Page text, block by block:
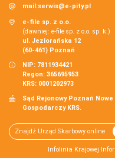
mail:serwis@e-pity.pl
e-file sp. z o.o.
(dawniej: e-file sp. z o.o. sp. k.)
ul. Jeziorańska 12
(60-461) Poznań
NIP: 7811934421
Regon: 365695953
KRS: 0001202973
Sąd Rejonowy Poznań
Gospodarczy KRS.
Znajdź Urząd Skarbowy online
Infolinia Krajowej